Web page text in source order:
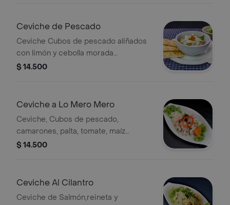
Ceviche de Pescado
Ceviche Cubos de pescado aliñados
con limón y cebolla morada
acompañado de maíz peruano y
$ 14.500
Ceviche a Lo Mero Mero
Ceviche, Cubos de pescado,
camarones, palta, tomate, maíz
peruano aliñados con limón y cebolla
$ 14.500
Ceviche Al Cilantro
Ceviche de Salmón,reineta y